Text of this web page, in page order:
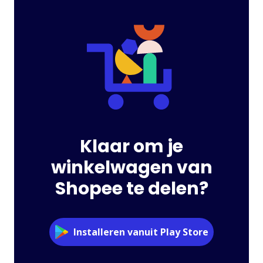
Klaar om je
winkelwagen van
Shopee te delen?
Installeren vanuit Play Store